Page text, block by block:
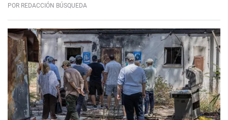
POR REDACCIÓN BÚSQUEDA